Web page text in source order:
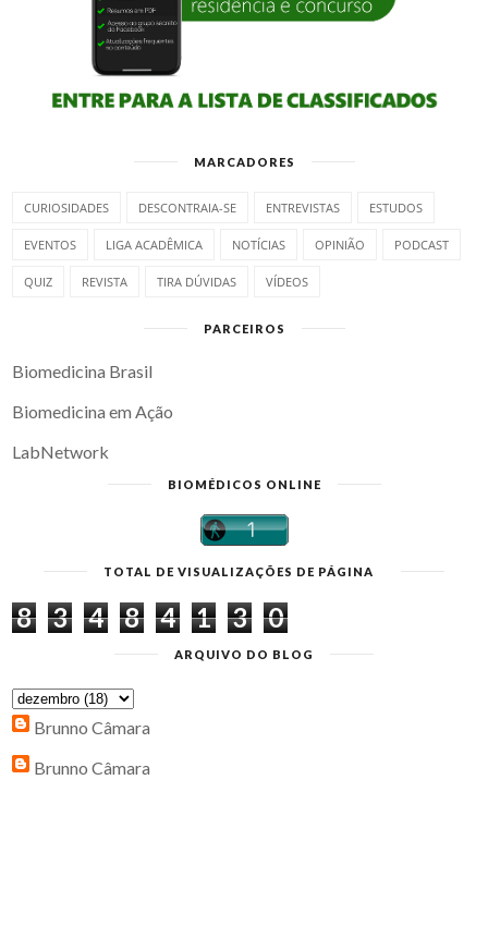
MARCADORES
CURIOSIDADES DESCONTRAIA-SE ENTREVISTAS ESTUDOS
EVENTOS LIGA ACADÊMICA NOTÍCIAS OPINIÃO PODCAST
QUIZ REVISTA TIRA DÚVIDAS VÍDEOS
PARCEIROS
Biomedicina Brasil
Biomedicina em Ação
LabNetwork
BIOMÉDICOS ONLINE
TOTAL DE VISUALIZAÇÕES DE PÁGINA
8 3 4 8 4 1 3 0
ARQUIVO DO BLOG
Brunno Câmara
Brunno Câmara